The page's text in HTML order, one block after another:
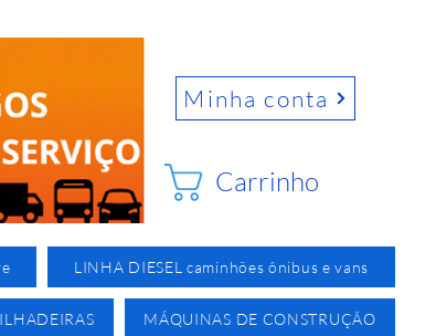
Minha conta
Carrinho
LINHA DIESEL caminhões ônibus e vans
MÁQUINAS DE CONSTRUÇÃO